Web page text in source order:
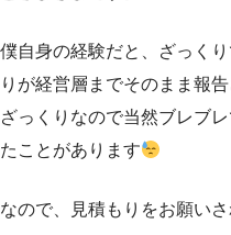
僕自身の経験だと、ざっく
りが経営層までそのまま報告
ざっくりなので当然ブレブ
たことがあります
なので、見積もりをお願い